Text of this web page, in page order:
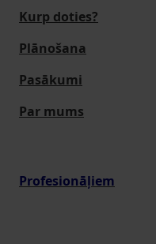
Kurp doties?
Plānošana
Pasākumi
Par mums
Profesionāļiem